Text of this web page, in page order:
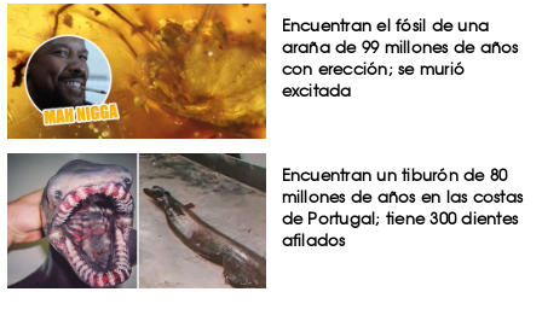
Encuentran el fósil de una
araña de 99 millones de años
con erección; se murió
excitada
Encuentran un tiburón de 80
millones de años en las costas
de Portugal; tiene 300 dientes
afilados